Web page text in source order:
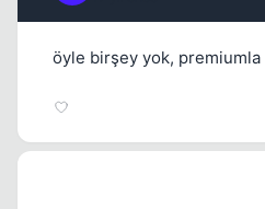
öyle birşey yok, premiumla